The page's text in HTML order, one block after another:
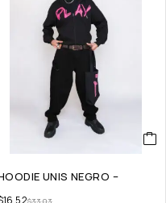
UNIS NEGRO –
$33,03
16,52